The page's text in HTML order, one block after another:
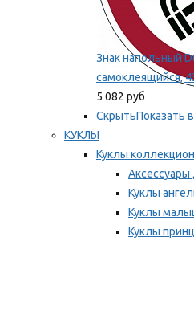
Знак напольный
самоклеящийся,
5 082 руб
СкрытьПоказать
КУКЛЫ
Куклы
Куклы
Куклы
Куклы